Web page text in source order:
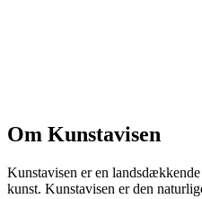
Om Kunstavisen
Kunstavisen er en
kunst. Kunstavisen er den